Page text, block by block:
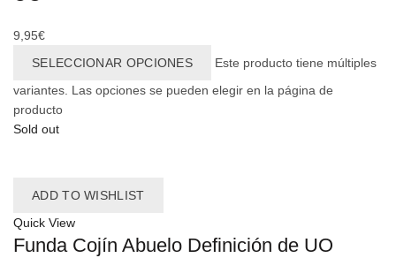
9,95€
SELECCIONAR OPCIONES
Este producto tiene múltiples
variantes. Las opciones se pueden elegir en la página de
producto
Sold out
ADD TO WISHLIST
Quick View
Funda Cojín Abuelo Definición de UO